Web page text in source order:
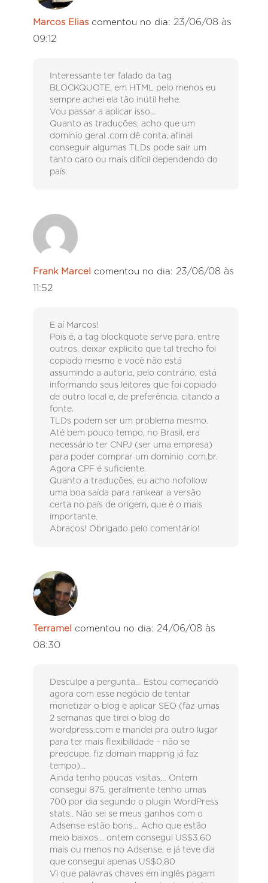
Marcos Elias comentou no dia: 23/06/08 às
09:12
Interessante ter falado da tag
BLOCKQUOTE, em HTML pelo menos eu
sempre achei ela tão inútil hehe.
Vou passar a aplicar isso…
Quanto as traduções, acho que um
domínio geral .com dê conta, afinal
conseguir algumas TLDs pode sair um
tanto caro ou mais difícil dependendo do
país.
Frank Marcel comentou no dia: 23/06/08 às
11:52
E aí Marcos!
Pois é, a tag blockquote serve para, entre
outros, deixar explicito que tal trecho foi
copiado mesmo e você não está
assumindo a autoria, pelo contrário, está
informando seus leitores que foi copiado
de outro local e, de preferência, citando a
fonte.
TLDs podem ser um problema mesmo.
Até bem pouco tempo, no Brasil, era
necessário ter CNPJ (ser uma empresa)
para poder comprar um domínio .com.br.
Agora CPF é suficiente.
Quanto a traduções, eu acho nofollow
uma boa saída para rankear a versão
certa no país de origem, que é o mais
importante.
Abraços! Obrigado pelo comentário!
Terramel comentou no dia: 24/06/08 às
08:30
Desculpe a pergunta… Estou começando
agora com esse negócio de tentar
monetizar o blog e aplicar SEO (faz umas
2 semanas que tirei o blog do
wordpress.com e mandei pra outro lugar
para ter mais flexibilidade – não se
preocupe, fiz domain mapping já faz
tempo)…
Ainda tenho poucas visitas… Ontem
consegui 875, geralmente tenho umas
700 por dia segundo o plugin WordPress
stats.. Não sei se meus ganhos com o
Adsense estão bons… Acho que estão
meio baixos… ontem consegui US$3,60
mais ou menos no Adsense, e já teve dia
que consegui apenas US$0,80
Vi que palavras chaves em inglês pagam